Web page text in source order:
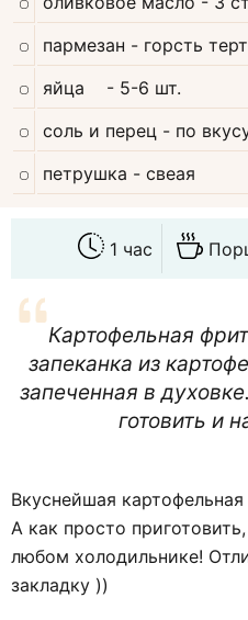
пармезан - горсть
яйца
- 5-6 шт.
соль и перец - по
петрушка - свеая
1 час
Картофельная
запеканка из
запеченная в
готовить и
Вкуснейшая
А как просто
любом холодильнике!
закладку ))